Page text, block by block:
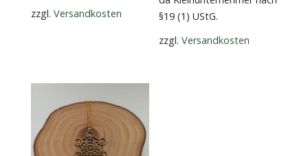
zzgl. Versandkosten
§19 (1) UStG.
zzgl.Versandkosten